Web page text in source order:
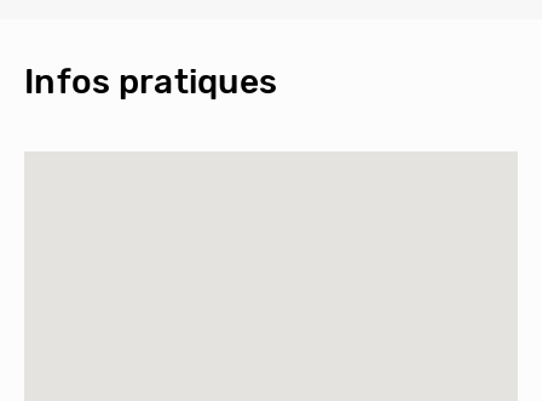
Infos pratiques